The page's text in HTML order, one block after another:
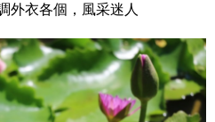
外衣各個，風采迷人